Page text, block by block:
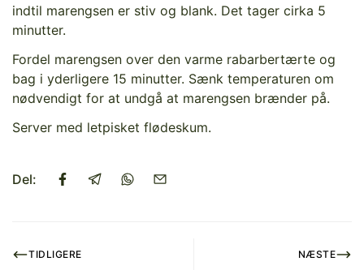
indtil marengsen er stiv og blank. Det tager cirka 5
minutter.
Fordel marengsen over den varme rabarbertærte og
bag i yderligere 15 minutter. Sænk temperaturen om
nødvendigt for at undgå at marengsen brænder på.
Server med letpisket flødeskum.
Del:
TIDLIGERE NÆSTE